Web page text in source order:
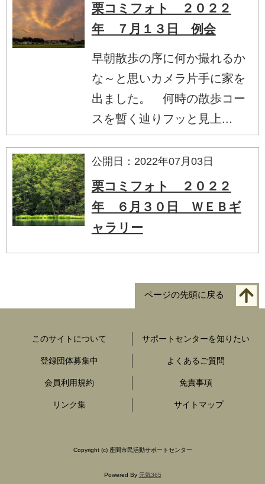
栗コミフォト ２０２２
年 ７月１３日 例会
早朝散歩の序に何か撮れるか
な～と思いカメラ片手に家を
出ました。 何時の散歩コー
スを暫く辿りフッと見上...
公開日：2022年07月03日
栗コミフォト ２０２２
年 ６月３０日 ＷＥＢギ
ャラリー
ページの先頭に戻る
このサイトについて サポートセンターを知りたい
登録団体募集中 よくあるご質問
会員利用規約 免責事項
リンク集 サイトマップ
Copyright (c) 座間市民活動サポートセンター
Powered By 元気365